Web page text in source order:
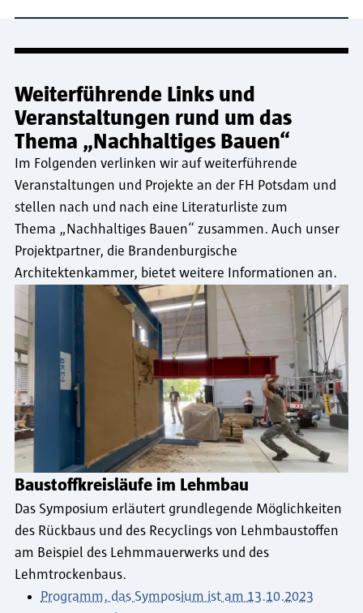
Weiterführende Links und
Veranstaltungen rund um das
Thema „Nachhaltiges Bauen“
Im Folgenden verlinken wir auf weiterführende
Veranstaltungen und Projekte an der FH Potsdam und
stellen nach und nach eine Literaturliste zum
Thema „Nachhaltiges Bauen“ zusammen. Auch unser
Projektpartner, die Brandenburgische
Architektenkammer, bietet weitere Informationen an.
Baustoffkreisläufe im Lehmbau
Das Symposium erläutert grundlegende Möglichkeiten
des Rückbaus und des Recyclings von Lehmbaustoffen
am Beispiel des Lehmmauerwerks und des
Lehmtrockenbaus.
Programm, das Symposium ist am 13.10.2023